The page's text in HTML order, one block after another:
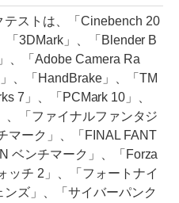
ストは、「Cinebench 20
3DMark」、「Blender B
、「Adobe Camera Ra
、「HandBrake」、「TM
7」、「PCMark 10」、
、「ファイナルファンタジ
マーク」、「FINAL FANT
ベンチマーク」、「Forza
ッチ 2」、「フォートナイ
ンズ」、「サイバーパンク